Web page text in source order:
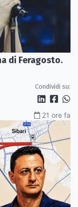
di Feragosto.
Condividi su:
21 ore fa